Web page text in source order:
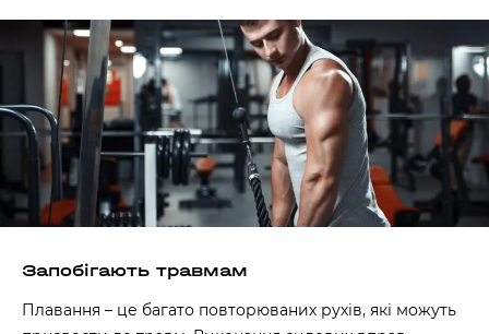
Запобігають травмам
Плавання – це багато повторюваних рухів, які можуть